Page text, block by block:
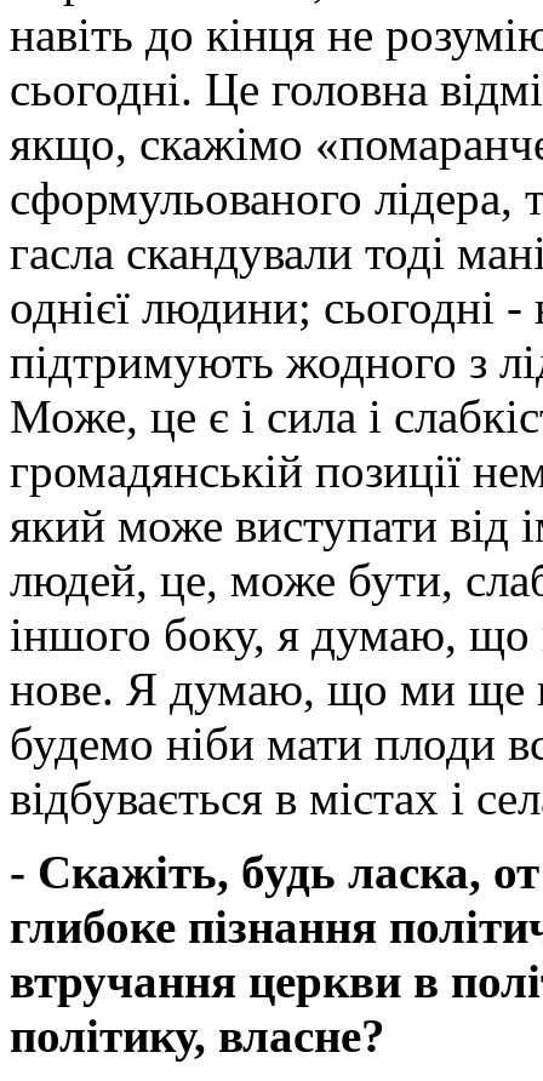
навіть до кінця не
сьогодні. Це головна
якщо, скажімо
сформульованого
гасла скандували тоді
однієї людини; сьогодні
підтримують жодного з
Може, це є і сила і
громадянській позиції
який може виступати від
людей, це, може бути,
іншого боку, я думаю,
нове. Я думаю, що ми ще
будемо ніби мати плоди
відбувається в містах і
- Скажіть, будь ласка,
глибоке пізнання
втручання церкви в
політику, власне?